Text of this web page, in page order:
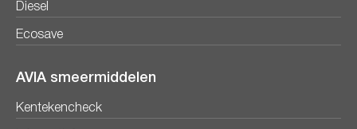
Diesel
Ecosave
AVIA smeermiddelen
Kentekencheck